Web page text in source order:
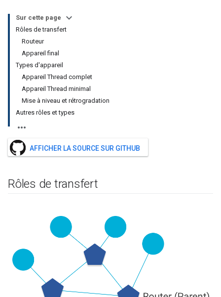
Sur cette page
Rôles de transfert
Routeur
Appareil final
Types d'appareil
Appareil Thread complet
Appareil Thread minimal
Mise à niveau et rétrogradation
Autres rôles et types
AFFICHER LA SOURCE SUR GITHUB
Rôles de transfert